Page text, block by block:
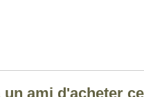
ami d'acheter